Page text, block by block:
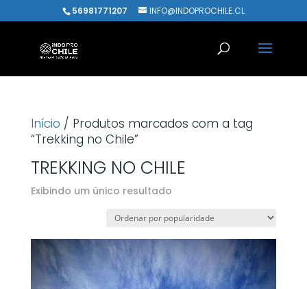
56981771207 INFO@INDOPROCHILE.CL
Início / Produtos marcados com a tag
“Trekking no Chile”
TREKKING NO CHILE
Exibindo um único resultado